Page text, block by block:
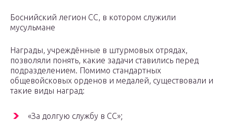
Боснийский легион СС, в котором служили
мусульмане
Награды, учреждённые в штурмовых отрядах,
позволяли понять, какие задачи ставились перед
подразделением. Помимо стандартных
общевойсковых орденов и медалей, существовали и
такие виды наград:
«За долгую службу в СС»;